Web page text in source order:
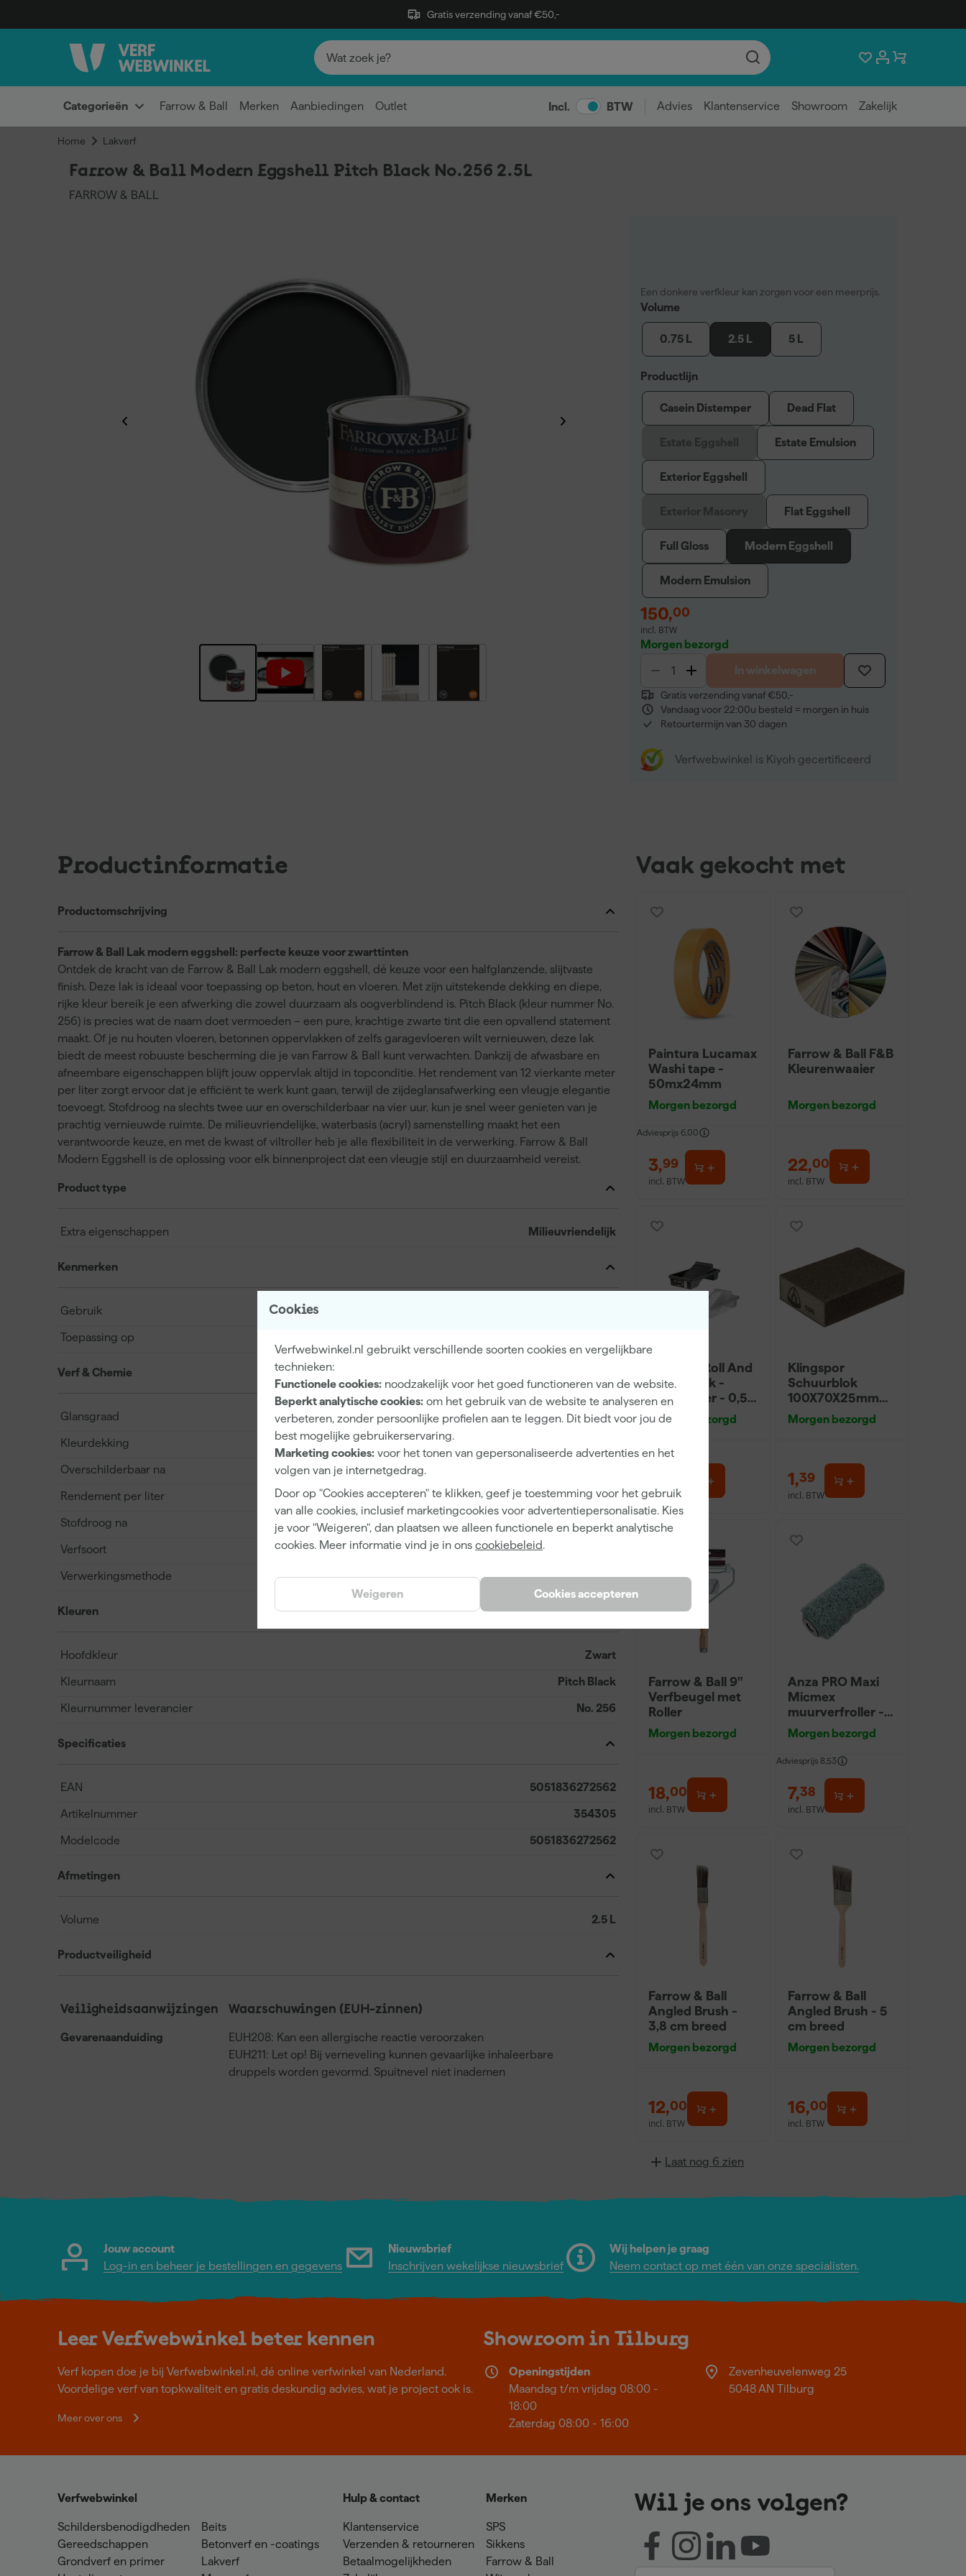
Gratis verzending vanaf €50,-
Categorieën Farrow & Ball Merken Aanbiedingen Outlet Incl. BTW Advies Klantenservice Showroom Zakelijk
Home Lakverf
Cookies
Verfwebwinkel.nl gebruikt verschillende soorten cookies en vergelijkbare
technieken:
Functionele cookies: noodzakelijk voor het goed functioneren van de website.
Beperkt analytische cookies: om het gebruik van de website te analyseren en
verbeteren, zonder persoonlijke profielen aan te leggen. Dit biedt voor jou de
best mogelijke gebruikerservaring.
Marketing cookies: voor het tonen van gepersonaliseerde advertenties en het
volgen van je internetgedrag.
Door op "Cookies accepteren" te klikken, geef je toestemming voor het gebruik
van alle cookies, inclusief marketingcookies voor advertentiepersonalisatie. Kies
je voor "Weigeren", dan plaatsen we alleen functionele en beperkt analytische
cookies. Meer informatie vind je in ons cookiebeleid.
Cookies accepteren
Weigeren
Farrow & Ball Modern Eggshell Pitch Black No.256 2.5L
FARROW & BALL
Een donkere verfkleur kan zorgen voor een meerprijs.
Volume
0.75 L 2.5 L 5 L
Productlijn
Casein Distemper Dead Flat
Estate Emulsion
Exterior Eggshell
Flat Eggshell
Full Gloss Modern Eggshell
Modern Emulsion
150,00
incl. BTW
Morgen bezorgd
In winkelwagen
Gratis verzending vanaf €50,-
Vandaag voor 22:00u besteld = morgen in huis
Retourtermijn van 30 dagen
Verfwebwinkel is Kiyoh gecertificeerd
Productinformatie
Productomschrijving
Farrow & Ball Lak modern eggshell: perfecte keuze voor zwarttinten
Ontdek de kracht van de Farrow & Ball Lak modern eggshell, dé keuze voor een halfglanzende, slijtvaste
finish. Deze lak is ideaal voor toepassing op beton, hout en vloeren. Met zijn uitstekende dekking en diepe,
rijke kleur bereik je een afwerking die zowel duurzaam als oogverblindend is. Pitch Black (kleur nummer No.
256) is precies wat de naam doet vermoeden – een pure, krachtige zwarte tint die een opvallend statement
maakt. Of je nu houten vloeren, betonnen oppervlakken of zelfs garagevloeren wilt vernieuwen, deze lak
biedt de meest robuuste bescherming die je van Farrow & Ball kunt verwachten. Dankzij de afwasbare en
afneembare eigenschappen blijft jouw oppervlak altijd in topconditie. Het rendement van 12 vierkante meter
per liter zorgt ervoor dat je efficiënt te werk kunt gaan, terwijl de zijdeglansafwerking een vleugje elegantie
toevoegt. Stofdroog na slechts twee uur en overschilderbaar na vier uur, kun je snel weer genieten van je
prachtig vernieuwde ruimte. De milieuvriendelijke, waterbasis (acryl) samenstelling maakt het een
verantwoorde keuze, en met de kwast of viltroller heb je alle flexibiliteit in de verwerking. Farrow & Ball
Modern Eggshell is de oplossing voor elk binnenproject dat een vleugje stijl en duurzaamheid vereist.
Product type
Extra eigenschappen Milieuvriendelijk
Kenmerken
Gebruik
Toepassing op
Verf & Chemie
Glansgraad Zijdeglans
Kleurdekking
Overschilderbaar na
Rendement per liter 12 m²/l
Stofdroog na 2 h
Verfsoort Waterbasis (acryl)
Verwerkingsmethode Kwast, Viltroller
Kleuren
Hoofdkleur Zwart
Kleurnaam Pitch Black
Kleurnummer leverancier No. 256
Specificaties
EAN 5051836272562
Artikelnummer 354305
Modelcode 5051836272562
Afmetingen
Volume 2.5 L
Productveiligheid
Veiligheidsaanwijzingen
Gevarenaanduiding
Waarschuwingen (EUH-zinnen)
EUH208: Kan een allergische reactie veroorzaken
EUH211: Let op! Bij verneveling kunnen gevaarlijke inhaleerbare
druppels worden gevormd. Spuitnevel niet inademen
Vaak gekocht met
Paintura Lucamax
Washi tape -
50mx24mm
Morgen bezorgd
Adviesprijs 6,00
3,99
incl. BTW
Farrow & Ball F&B
Kleurenwaaier
Morgen bezorgd
22,00
incl. BTW
Go!Paint Roll And
Go Verfbak -
12cm Roller - 0,5L
+ 5 Inzetbakken
Morgen bezorgd
incl. BTW
Klingspor
Schuurblok
100X70X25mm
Sk 500 P220
Morgen bezorgd
1,39
incl. BTW
Farrow & Ball 9"
Verfbeugel met
Roller
Morgen bezorgd
18,00
incl. BTW
Anza PRO Maxi
Micmex
muurverfroller -
18cm
Morgen bezorgd
Adviesprijs 8,53
7,38
incl. BTW
Farrow & Ball
Angled Brush -
3,8 cm breed
Morgen bezorgd
12,00
incl. BTW
Farrow & Ball
Angled Brush - 5
cm breed
Morgen bezorgd
16,00
incl. BTW
Laat nog 6 zien
Jouw account
Log-in en beheer je bestellingen en gegevens
Nieuwsbrief
Inschrijven wekelijkse nieuwsbrief
Wij helpen je graag
Neem contact op met één van onze specialisten.
Leer Verfwebwinkel beter kennen
Verf kopen doe je bij Verfwebwinkel.nl, dé online verfwinkel van Nederland.
Voordelige verf van topkwaliteit en gratis deskundig advies, wat je project ook is.
Meer over ons
Showroom in Tilburg
Openingstijden
Maandag t/m vrijdag 08:00 -
18:00
Zaterdag 08:00 - 16:00
Zevenheuvelenweg 25
5048 AN Tilburg
Verfwebwinkel
Schildersbenodigdheden
Gereedschappen
Grondverf en primer
Beits
Betonverf en -coatings
Lakverf
Hulp & contact
Klantenservice
Verzenden & retourneren
Betaalmogelijkheden
Merken
SPS
Sikkens
Farrow & Ball
Wil je ons volgen?